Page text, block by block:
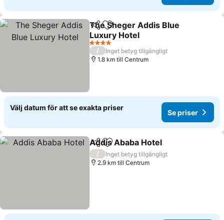
Dela Lägg till i Mina Favoriter
The Sheger Addis Blue
Luxury Hotel
4 Stjärnor
/
Inget betyg tillgängligt
1.8 km till Centrum
Välj datum för att se exakta priser
Se priser
Dela Lägg till i Mina Favoriter
Addis Ababa Hotel
/
Inget betyg tillgängligt
2.9 km till Centrum